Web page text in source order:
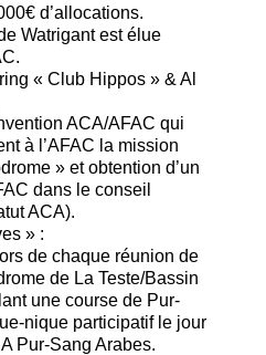
d’allocations.
Watrigant est élue
« Club Hippos » & Al
ACA/AFAC qui
à l’AFAC la mission
» et obtention d’un
dans le conseil
ACA).
» :
de chaque réunion de
de La Teste/Bassin
une course de Pur-
nique participatif le jour
Pur-Sang Arabes.